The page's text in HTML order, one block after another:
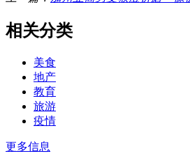
相关分类
美食
地产
教育
旅游
疫情
更多信息